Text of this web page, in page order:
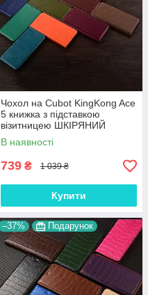
Чохол на Cubot KingKong Ace
5 книжка з підставкою
візитницею ШКІРЯНИЙ
протиударний магнітний
"VERSANO"
В наявності
739 ₴ 1 039 ₴
Купити
–37% Подарунок